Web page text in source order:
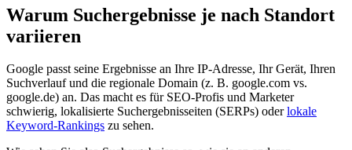
Warum Suchergebnisse je nach Standort
variieren
Google passt seine Ergebnisse an Ihre IP-Adresse, Ihr Gerät, Ihren
Suchverlauf und die regionale Domain (z. B. google.com vs.
google.de) an. Das macht es für SEO-Profis und Marketer
schwierig, lokalisierte Suchergebnisseiten (SERPs) oderlokale
Keyword-Rankings zu sehen.